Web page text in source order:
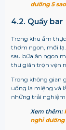
dưỡng 5
4.2. Quầy bar
Trong khu ẩm
thơm ngon, mới
sau bữa ăn ngon
thư giãn trọn vẹn
Trong không gian
uống lạ miệng và
những trải nghiệm
Xem thêm:
nghỉ dưỡng